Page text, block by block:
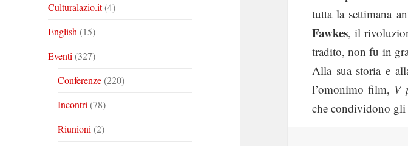
Culturalazio.it(4)
English (15)
Eventi (327)
Conferenze(220)
Incontri (78)
Riunioni (2)
tutta la settimana
Fawkes, il
tradito, non fu in
Alla sua storia e
l’omonimo film, V
che condividono gli